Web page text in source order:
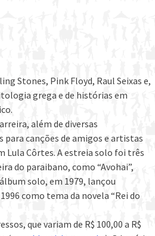
Stones, Pink Floyd, Raul Seixas e,
grega e de histórias em
além de diversas
para canções de amigos e artistas
Lula Côrtes. A estreia solo foi três
do paraibano, como “Avohai”,
álbum solo, em 1979, lançou
como tema da novela “Rei do
que variam de R$ 100,00 a R$